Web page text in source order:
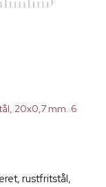
20x0,7 mm. 6
rustfritstål,